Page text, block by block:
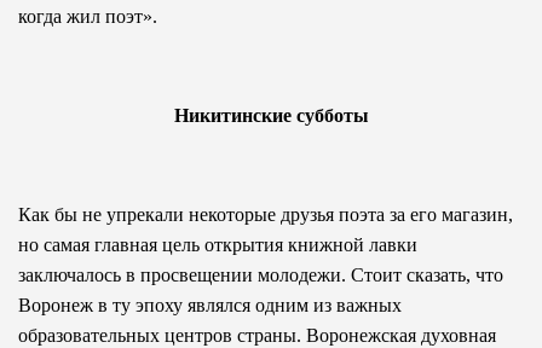
когда жил поэт».
Никитинские субботы
Как бы не упрекали некоторые друзья поэта за его магазин,
но самая главная цель открытия книжной лавки
заключалось в просвещении молодежи. Стоит сказать, что
Воронеж в ту эпоху являлся одним из важных
образовательных центров страны. Воронежская духовная